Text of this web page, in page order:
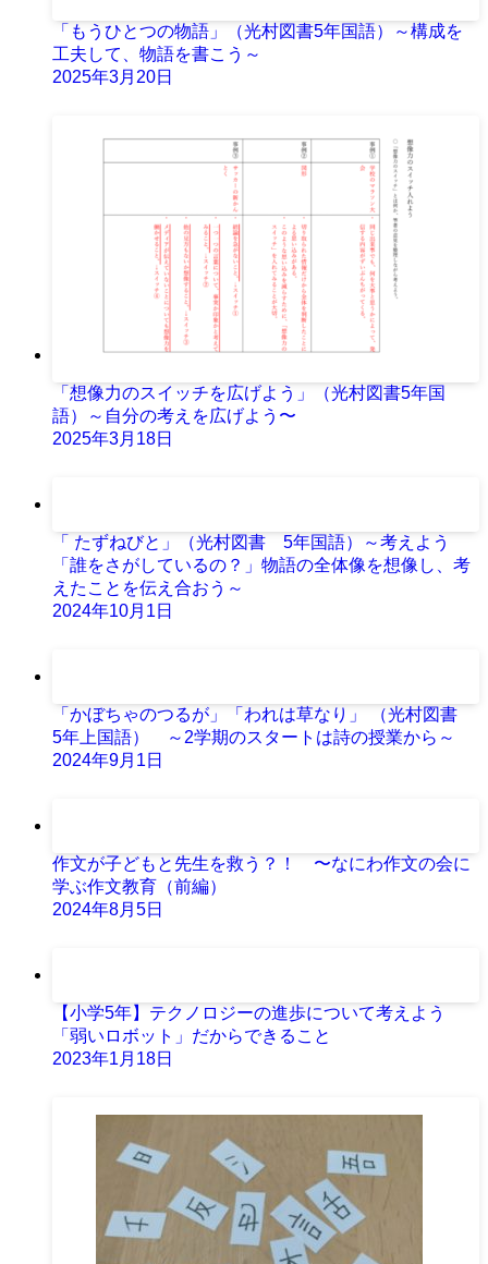
「もうひとつの物語」（光村図書5年国語）～構成を
工夫して、物語を書こう～
2025年3月20日
「想像力のスイッチを広げよう」（光村図書5年国
語）～自分の考えを広げよう〜
2025年3月18日
「 たずねびと」（光村図書 5年国語）～考えよう
「誰をさがしているの？」物語の全体像を想像し、考
えたことを伝え合おう～
2024年10月1日
「かぼちゃのつるが」「われは草なり」 （光村図書
5年上国語） ～2学期のスタートは詩の授業から～
2024年9月1日
作文が子どもと先生を救う？！ 〜なにわ作文の会に
学ぶ作文教育（前編）
2024年8月5日
【小学5年】テクノロジーの進歩について考えよう
「弱いロボット」だからできること
2023年1月18日